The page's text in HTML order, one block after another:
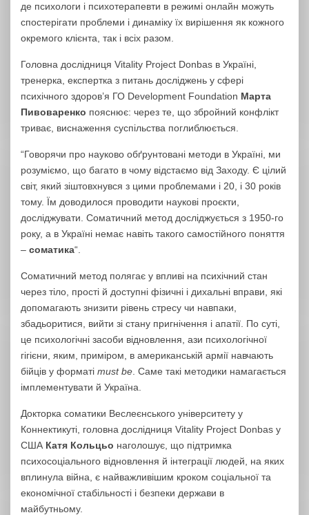
де психологи і психотерапевти в режимі онлайн можуть
спостерігати проблеми і динаміку їх вирішення як кожного
окремого клієнта, так і всіх разом.
Головна дослідниця Vitality Project Donbas в Україні,
тренерка, експертка з питань досліджень у сфері
психічного здоров’я ГО Development Foundation Марта
Пивоваренко пояснює: через те, що збройний конфлікт
триває, виснаження суспільства поглиблюється.
“Говорячи про науково обґрунтовані методи в Україні, ми
розуміємо, що багато в чому відстаємо від Заходу. Є цілий
світ, який зіштовхнувся з цими проблемами і 20, і 30 років
тому. Їм доводилося проводити наукові проєкти,
досліджувати. Соматичний метод досліджується з 1950-го
року, а в Україні немає навіть такого самостійного поняття
– соматика“.
Соматичний метод полягає у впливі на психічний стан
через тіло, прості й доступні фізичні і дихальні вправи, які
допомагають знизити рівень стресу чи навпаки,
збадьоритися, вийти зі стану пригнічення і апатії. По суті,
це психологічні засоби відновлення, ази психологічної
гігієни, яким, приміром, в американській армії навчають
бійців у форматі must be . Саме такі методики намагається
імплементувати й Україна.
Докторка соматики Веслеєнського університету у
Коннектикуті, головна дослідниця Vitality Project Donbas у
США Катя Кольцьо наголошує, що підтримка
психосоціального відновлення й інтеграції людей, на яких
вплинула війна, є найважливішим кроком соціальної та
економічної стабільності і безпеки держави в
майбутньому.